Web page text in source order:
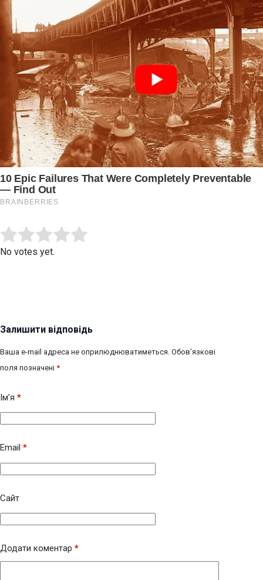
Rate this item:
No votes yet.
Залишити відповідь
Ваша e-mail адреса не оприлюднюватиметься. Обов’язкові
поля позначені *
Ім’я *
Email *
Сайт
Додати коментар *